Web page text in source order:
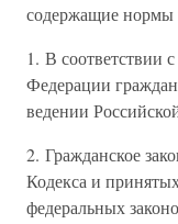
содержащие нормы
1. В соответствии
Федерации
ведении
2. Гражданское
Кодекса и
федеральных